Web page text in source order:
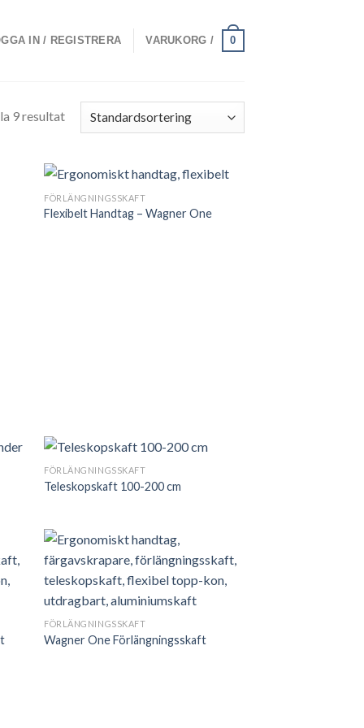
IN / REGISTRERA VARUKORG / 0
9 resultat
FÖRLÄNGNINGSSKAFT
Flexibelt Handtag – Wagner One
FÖRLÄNGNINGSSKAFT
Teleskopskaft 100-200 cm
FÖRLÄNGNINGSSKAFT
Wagner One Förlängningsskaft